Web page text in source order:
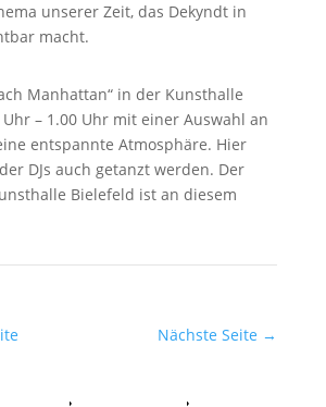
unserer Zeit, das Dekyndt in
macht.
Manhattan“ in der Kunsthalle
– 1.00 Uhr mit einer Auswahl an
entspannte Atmosphäre. Hier
DJs auch getanzt werden. Der
Bielefeld ist an diesem
Nächste Seite →